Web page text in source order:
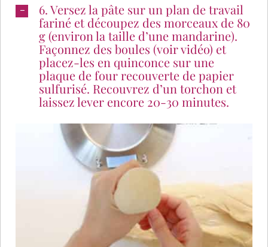
6. Versez la pâte sur un plan de travail
fariné et découpez des morceaux de 80
g (environ la taille d’une mandarine).
Façonnez des boules (voir vidéo) et
placez-les en quinconce sur une
plaque de four recouverte de papier
sulfurisé. Recouvrez d’un torchon et
laissez lever encore 20-30 minutes.